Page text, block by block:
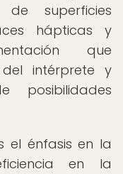
superficies
hápticas y
que
intérprete y
posibilidades
el énfasis en la
en la